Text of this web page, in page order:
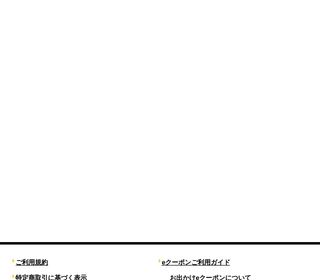
ご利用規約
特定商取引に基づく表示
eクーポンご利用ガイド
お出かけeクーポンについて